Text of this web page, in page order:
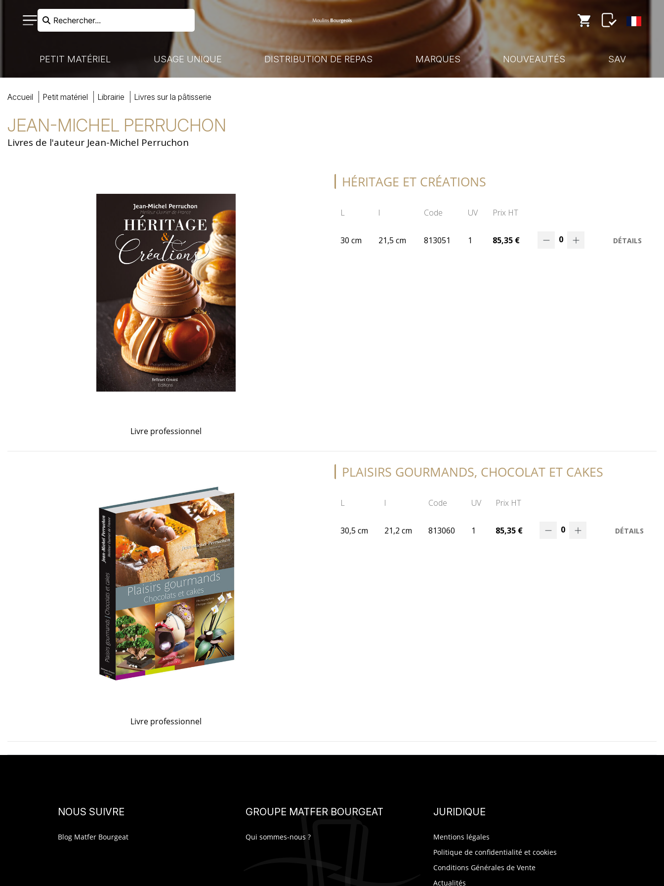
COUTELLERIE
ET MANUTENTION
LIBRAIRIE
VENTE À EMPORTER
DE MANUTENTION
MARQUES PARTENAIRES
Rechercher...
PETIT MATÉRIEL USAGE UNIQUE DISTRIBUTION DE REPAS MARQUES NOUVEAUTÉS SAV
RECHERCHER
RÉSEAUX SOCIAUX
accueil petit matériel librairie livres sur la pâtisserie
JEAN-MICHEL PERRUCHON
Livres de l'auteur Jean-Michel Perruchon
Livre professionnel
HÉRITAGE ET CRÉATIONS
L l Code UV Prix HT
30 cm 21,5 cm 813051 1 85,35 € 0 DÉTAILS
Livre professionnel
PLAISIRS GOURMANDS, CHOCOLAT ET CAKES
L l Code UV Prix HT
30,5 cm 21,2 cm 813060 1 85,35 € 0 DÉTAILS
NOUS SUIVRE
Blog Matfer Bourgeat
GROUPE MATFER BOURGEAT
Qui sommes-nous ?
JURIDIQUE
Mentions légales
Politique de confidentialité et cookies
Conditions Générales de Vente
Actualités